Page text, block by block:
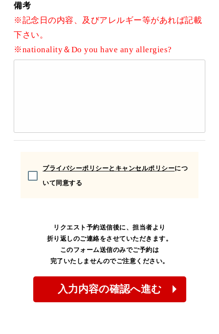
備考
※記念日の内容、及びアレルギー等があれば記載
下さい。
※nationality＆Do you have any allergies?
プライバシーポリシーとキャンセルポリシーにつ
いて同意する
リクエスト予約送信後に、担当者より
折り返しのご連絡をさせていただきます。
このフォーム送信のみでご予約は
完了いたしませんのでご注意ください。
入力内容の確認へ進む